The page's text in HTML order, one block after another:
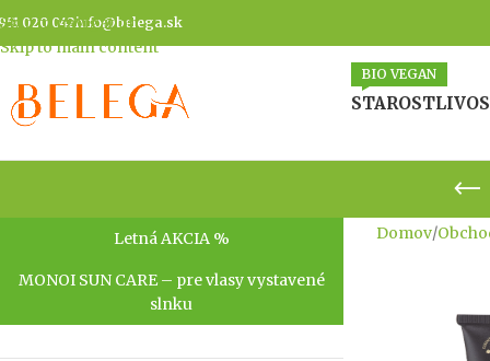
Skip to navigation
Skip to main content
020 042info@belega.sk
BIO VEGAN
Letná AKCIA %
MONOI SUN CARE – pre vlasy vystavené
slnku
Domov/